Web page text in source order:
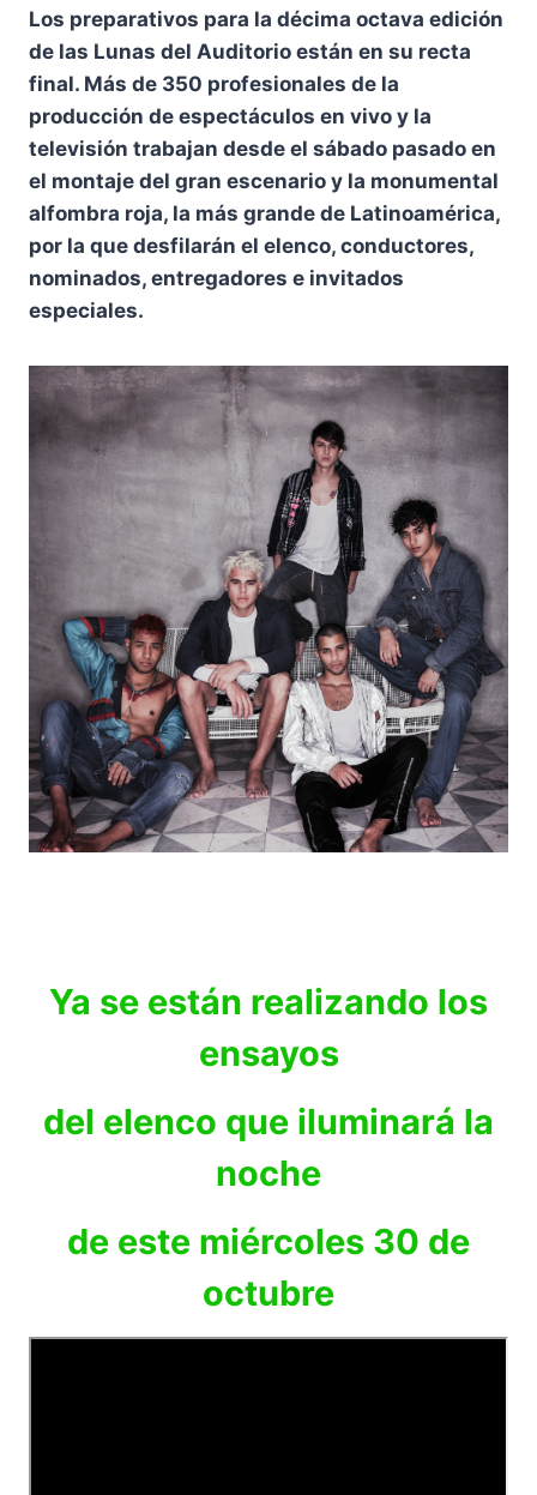
Los preparativos para la décima octava edición
de las Lunas del Auditorio están en su recta
final. Más de 350 profesionales de la
producción de espectáculos en vivo y la
televisión trabajan desde el sábado pasado en
el montaje del gran escenario y la monumental
alfombra roja, la más grande de Latinoamérica,
por la que desfilarán el elenco, conductores,
nominados, entregadores e invitados
especiales.
Ya se están realizando los
ensayos
del elenco que iluminará la
noche
de este miércoles 30 de
octubre